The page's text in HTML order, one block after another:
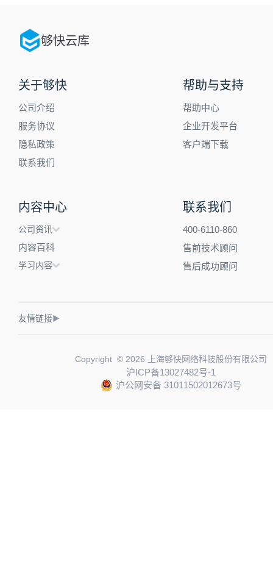
够快云库
关于够快
公司介绍
服务协议
隐私政策
联系我们
帮助与支持
帮助中心
企业开发平台
客户端下载
内容中心
公司资讯
内容百科
学习内容
联系我们
400-6110-860
售前技术顾问
售后成功顾问
友情链接▶
Copyright © 2026 上海够快网络科技股份有限公司
沪ICP备13027482号-1
沪公网安备 31011502012673号